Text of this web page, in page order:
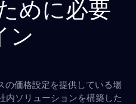
めに必要
ン
の価格設定を提供している場
内ソリューションを構築した